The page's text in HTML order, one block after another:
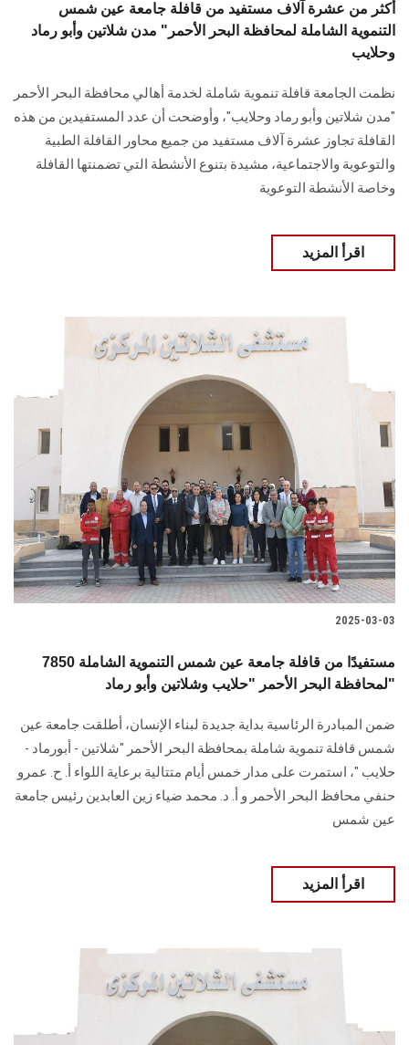
الموظفون
سجل الان
أكثر من عشرة آلاف مستفيد من قافلة جامعة عين شمس
التنموية الشاملة لمحافظة البحر الأحمر" مدن شلاتين وأبو رماد
وحلايب
نظمت الجامعة قافلة تنموية شاملة لخدمة أهالي محافظة البحر الأحمر
"مدن شلاتين وأبو رماد وحلايب"، وأوضحت أن عدد المستفيدين من هذه
القافلة تجاوز عشرة آلاف مستفيد من جميع محاور القافلة الطبية
والتوعوية والاجتماعية، مشيدة بتنوع الأنشطة التي تضمنتها القافلة
وخاصة الأنشطة التوعوية
اقرأ المزيد
2025-03-03
7850 مستفيدًا من قافلة جامعة عين شمس التنموية الشاملة
لمحافظة البحر الأحمر "حلايب وشلاتين وأبو رماد"
ضمن المبادرة الرئاسية بداية جديدة لبناء الإنسان، أطلقت جامعة عين
شمس قافلة تنموية شاملة بمحافظة البحر الأحمر "شلاتين - أبورماد -
حلايب "، استمرت على مدار خمس أيام متتالية برعاية اللواء أ. ح. عمرو
حنفي محافظ البحر الأحمر و أ. د. محمد ضياء زين العابدين رئيس جامعة
عين شمس
اقرأ المزيد